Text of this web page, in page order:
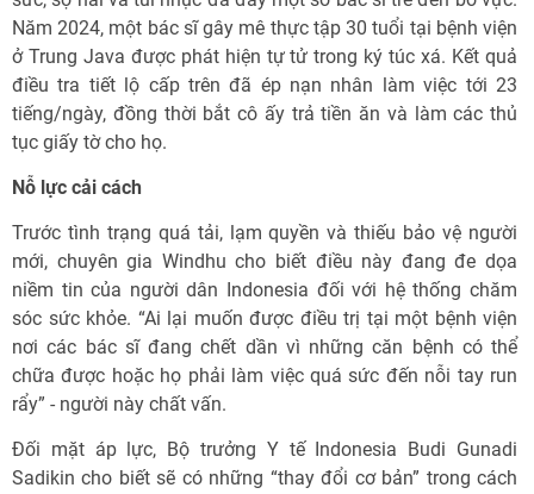
Năm 2024, một bác sĩ gây mê thực tập 30 tuổi tại bệnh viện
ở Trung Java được phát hiện tự tử trong ký túc xá. Kết quả
điều tra tiết lộ cấp trên đã ép nạn nhân làm việc tới 23
tiếng/ngày, đồng thời bắt cô ấy trả tiền ăn và làm các thủ
tục giấy tờ cho họ.
Nỗ lực cải cách
Trước tình trạng quá tải, lạm quyền và thiếu bảo vệ người
mới, chuyên gia Windhu cho biết điều này đang đe dọa
niềm tin của người dân Indonesia đối với hệ thống chăm
sóc sức khỏe. “Ai lại muốn được điều trị tại một bệnh viện
nơi các bác sĩ đang chết dần vì những căn bệnh có thể
chữa được hoặc họ phải làm việc quá sức đến nỗi tay run
rẩy” - người này chất vấn.
Đối mặt áp lực, Bộ trưởng Y tế Indonesia Budi Gunadi
Sadikin cho biết sẽ có những “thay đổi cơ bản” trong cách